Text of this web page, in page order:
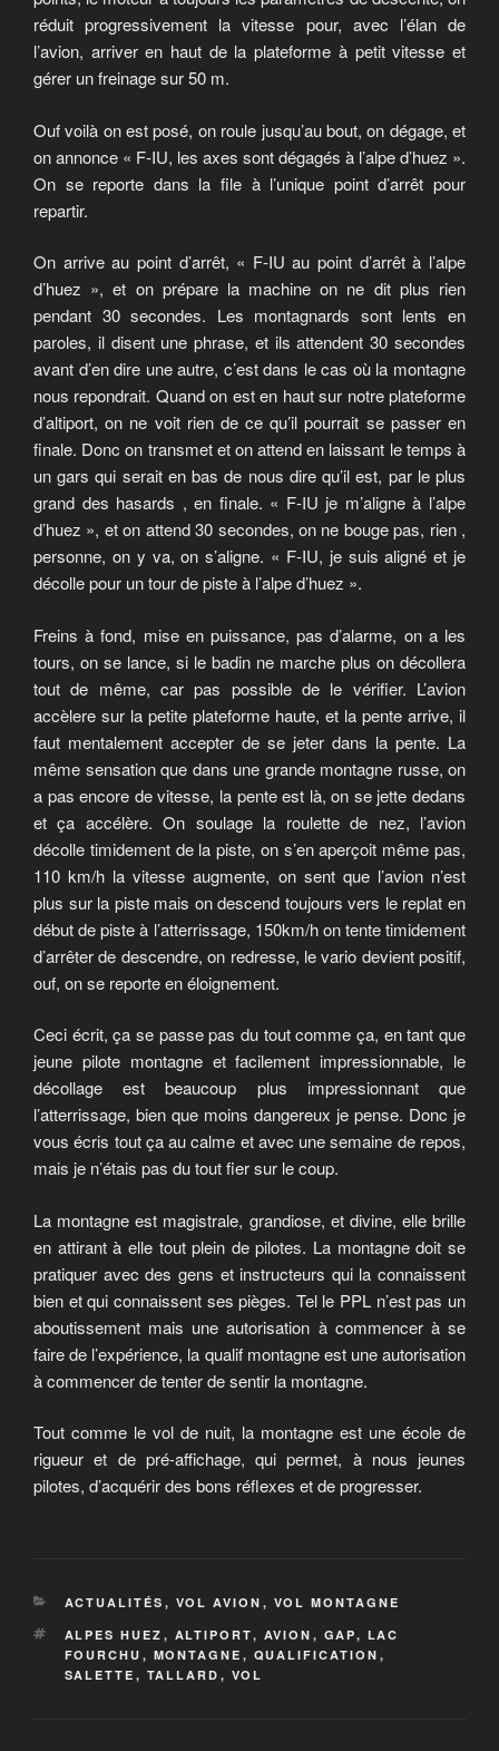
réduit progressivement la vitesse pour, avec l’élan de
l’avion, arriver en haut de la plateforme à petit vitesse et
gérer un freinage sur 50 m.
Ouf voilà on est posé, on roule jusqu’au bout, on dégage, et
on annonce « F-IU, les axes sont dégagés à l’alpe d’huez ».
On se reporte dans la file à l’unique point d’arrêt pour
repartir.
On arrive au point d’arrêt, « F-IU au point d’arrêt à l’alpe
d’huez », et on prépare la machine on ne dit plus rien
pendant 30 secondes. Les montagnards sont lents en
paroles, il disent une phrase, et ils attendent 30 secondes
avant d’en dire une autre, c’est dans le cas où la montagne
nous repondrait. Quand on est en haut sur notre plateforme
d’altiport, on ne voit rien de ce qu’il pourrait se passer en
finale. Donc on transmet et on attend en laissant le temps à
un gars qui serait en bas de nous dire qu’il est, par le plus
grand des hasards , en finale. « F-IU je m’aligne à l’alpe
d’huez », et on attend 30 secondes, on ne bouge pas, rien ,
personne, on y va, on s’aligne. « F-IU, je suis aligné et je
décolle pour un tour de piste à l’alpe d’huez ».
Freins à fond, mise en puissance, pas d’alarme, on a les
tours, on se lance, si le badin ne marche plus on décollera
tout de même, car pas possible de le vérifier. L’avion
accèlere sur la petite plateforme haute, et la pente arrive, il
faut mentalement accepter de se jeter dans la pente. La
même sensation que dans une grande montagne russe, on
a pas encore de vitesse, la pente est là, on se jette dedans
et ça accélère. On soulage la roulette de nez, l’avion
décolle timidement de la piste, on s’en aperçoit même pas,
110 km/h la vitesse augmente, on sent que l’avion n’est
plus sur la piste mais on descend toujours vers le replat en
début de piste à l’atterrissage, 150km/h on tente timidement
d’arrêter de descendre, on redresse, le vario devient positif,
ouf, on se reporte en éloignement.
Ceci écrit, ça se passe pas du tout comme ça, en tant que
jeune pilote montagne et facilement impressionnable, le
décollage est beaucoup plus impressionnant que
l’atterrissage, bien que moins dangereux je pense. Donc je
vous écris tout ça au calme et avec une semaine de repos,
mais je n’étais pas du tout fier sur le coup.
La montagne est magistrale, grandiose, et divine, elle brille
en attirant à elle tout plein de pilotes. La montagne doit se
pratiquer avec des gens et instructeurs qui la connaissent
bien et qui connaissent ses pièges. Tel le PPL n’est pas un
aboutissement mais une autorisation à commencer à se
faire de l’expérience, la qualif montagne est une autorisation
à commencer de tenter de sentir la montagne.
Tout comme le vol de nuit, la montagne est une école de
rigueur et de pré-affichage, qui permet, à nous jeunes
pilotes, d’acquérir des bons réflexes et de progresser.
CATÉGORIES
ACTUALITÉS , VOL AVION , VOL MONTAGNE
ÉTIQUETTES
ALPES HUEZ , ALTIPORT, AVION , GAP, LAC
FOURCHU , MONTAGNE , QUALIFICATION ,
SALETTE , TALLARD , VOL